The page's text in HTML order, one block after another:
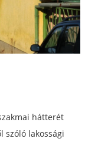
hátterét
szóló lakossági